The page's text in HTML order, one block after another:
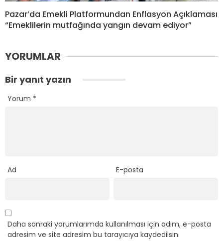
Pazar’da Emekli Platformundan Enflasyon Açıklaması
“Emeklilerin mutfağında yangın devam ediyor”
YORUMLAR
Bir yanıt yazın
Yorum *
Ad E-posta
Daha sonraki yorumlarımda kullanılması için adım, e-posta
adresim ve site adresim bu tarayıcıya kaydedilsin.